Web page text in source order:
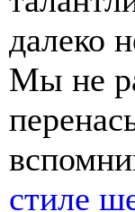
далеко
Мы не
стиле